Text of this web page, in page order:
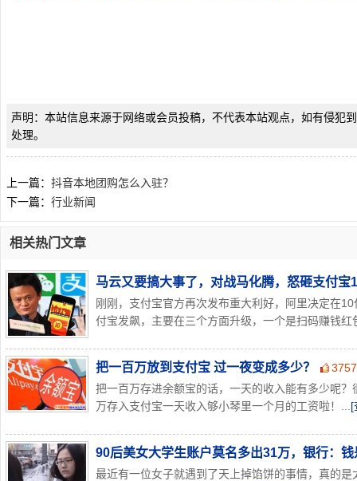
声明：本站信息来源于网络或会员投稿，不代表本站观点，如有侵犯
处理。
上一篇： 抖音本地团购怎么入驻？
下一篇： 行业新闻
相关热门文章
马云又要搞大事了，对战马化腾，怒砸支付
刚刚，支付宝官方再次发布重大利好，阿里决定在
付宝发飙，主要在三个方面升级，一个是扫码赚钱红
把一百万放到支付宝 过一夜变成多少？
把一百万存进余额宝的话，一天的收入能有多少呢
万存入支付宝一天收入够小琴里一个月的工资啦！... [
90后美女大学生账户莫名多出31万，银行：
最近有一位女子就遇到了天上掉馅饼的事情，真的